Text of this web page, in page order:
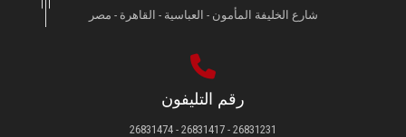
شارع الخليفة المأمون - العباسية - القاهرة - مصر
رقم التليفون
26831231 - 26831417 - 26831474